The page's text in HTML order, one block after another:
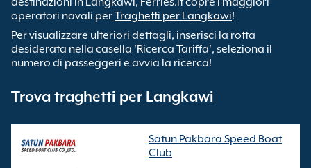
operatori navali perTraghetti per Langkawi!
Per visualizzare ulteriori dettagli, inserisci la rotta
desiderata nella casella 'Ricerca Tariffa', seleziona il
numero di passeggeri e avvia la ricerca!
Trova traghetti per Langkawi
Satun Pakbara Speed Boat
Club